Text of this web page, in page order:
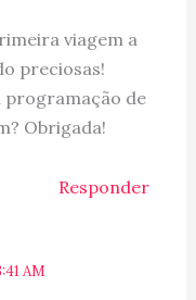
viagem a
preciosas!
programação de
Obrigada!
Responder
AM